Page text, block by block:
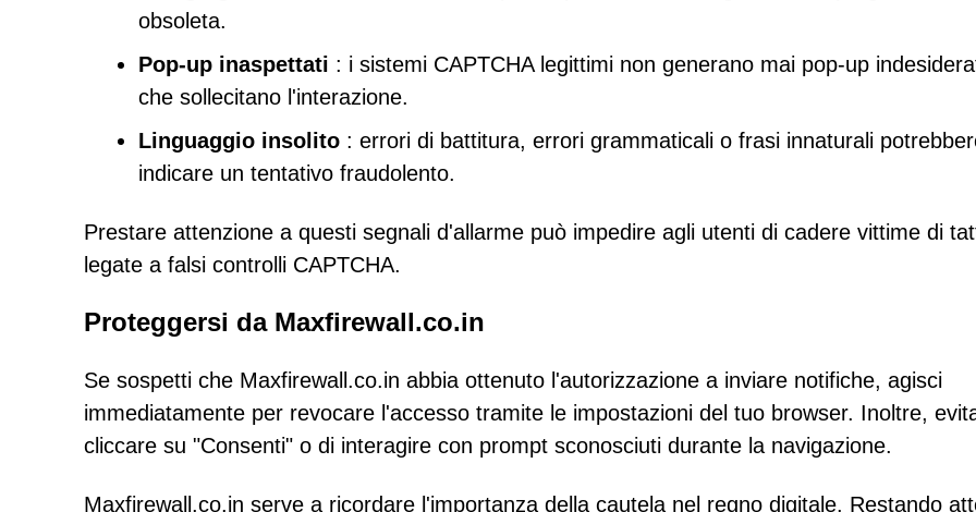
obsoleta.
Pop-up inaspettati : i sistemi CAPTCHA legittimi non generano mai pop-up
che sollecitano l'interazione.
Linguaggio insolito : errori di battitura, errori grammaticali o frasi innaturali
indicare un tentativo fraudolento.
Prestare attenzione a questi segnali d'allarme può impedire agli utenti di cadere vittime di
legate a falsi controlli CAPTCHA.
Proteggersi da Maxfirewall.co.in
Se sospetti che Maxfirewall.co.in abbia ottenuto l'autorizzazione a inviare notifiche, agisci
immediatamente per revocare l'accesso tramite le impostazioni del tuo browser. Inoltre,
cliccare su "Consenti" o di interagire con prompt sconosciuti durante la navigazione.
Maxfirewall.co.in serve a ricordare l'importanza della cautela nel regno digitale. Restando